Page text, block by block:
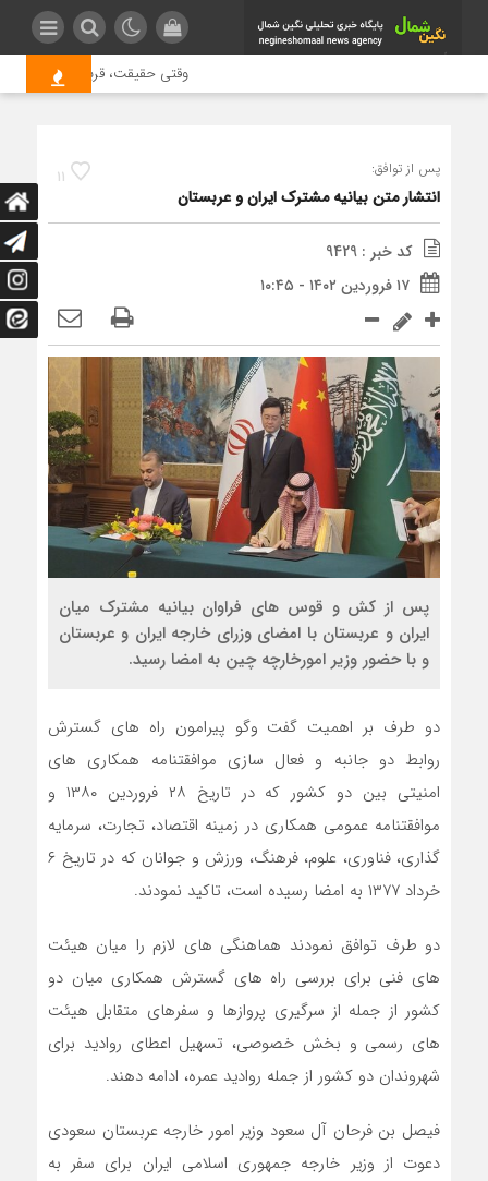
وقتی حقیقت، قربانی بازدید
11 پس از توافق:
انتشار متن بیانیه مشترک ایران و عربستان
کد خبر : 9429
۱۷ فروردین ۱۴۰۲ - ۱۰:۴۵
پس از کش و قوس های فراوان بیانیه مشترک میان
ایران و عربستان با امضای وزرای خارجه ایران و عربستان
و با حضور وزیر امورخارچه چین به امضا رسید.
دو طرف بر اهمیت گفت وگو پیرامون راه های گسترش
روابط دو جانبه و فعال سازی موافقتنامه همکاری های
امنیتی بین دو کشور که در تاریخ ۲۸ فروردین ۱۳۸۰ و
موافقتنامه عمومی همکاری در زمینه اقتصاد، تجارت، سرمایه
گذاری، فناوری، علوم، فرهنگ، ورزش و جوانان که در تاریخ ۶
خرداد ۱۳۷۷ به امضا رسیده است، تاکید نمودند.
دو طرف توافق نمودند هماهنگی های لازم را میان هیئت
های فنی برای بررسی راه های گسترش همکاری میان دو
کشور از جمله از سرگیری پروازها و سفرهای متقابل هیئت
های رسمی و بخش خصوصی، تسهیل اعطای روادید برای
شهروندان دو کشور از جمله روادید عمره، ادامه دهند.
فیصل بن فرحان آل سعود وزیر امور خارجه عربستان سعودی
دعوت از وزیر خارجه جمهوری اسلامی ایران برای سفر به